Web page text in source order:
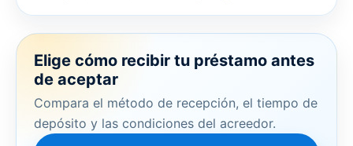
Elige cómo recibir tu préstamo antes
de aceptar
Compara el método de recepción, el tiempo de
depósito y las condiciones del acreedor.